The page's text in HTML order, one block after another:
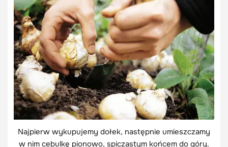
Najpierw wykupujemy dołek, następnie umieszczamy
w nim cebulkę pionowo, spiczastym końcem do góry.